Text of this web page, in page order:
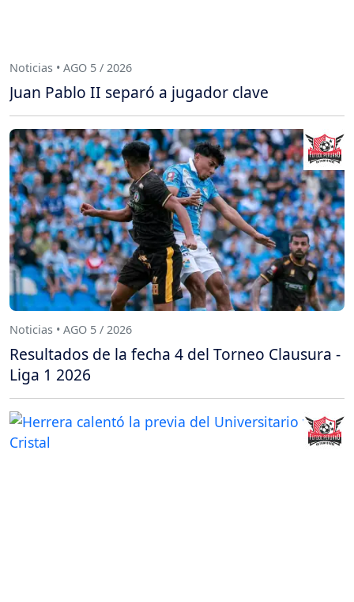
Noticias • AGO 5 / 2026
Juan Pablo II separó a jugador clave
Noticias • AGO 5 / 2026
Resultados de la fecha 4 del Torneo Clausura -
Liga 1 2026